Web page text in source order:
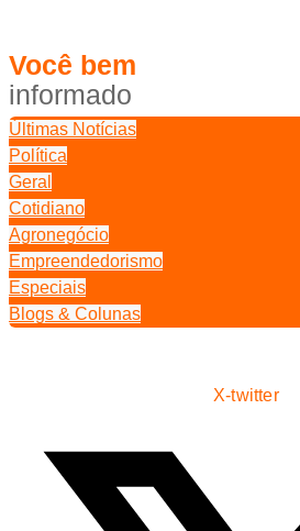
Você bem
informado
Últimas Notícias
Política
Geral
Cotidiano
Agronegócio
Empreendedorismo
Especiais
Blogs & Colunas
X-twitter